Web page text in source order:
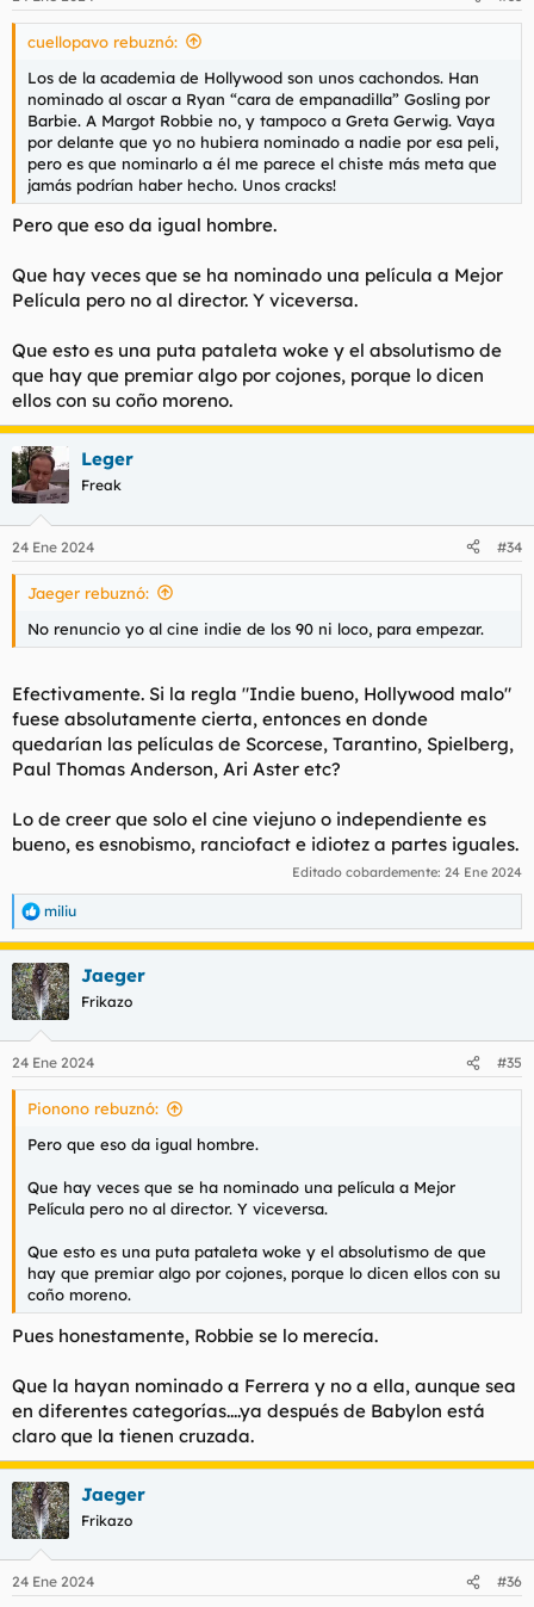
cuellopavo rebuznó:
Los de la academia de Hollywood son unos cachondos. Han
nominado al oscar a Ryan “cara de empanadilla” Gosling por
Barbie. A Margot Robbie no, y tampoco a Greta Gerwig. Vaya
por delante que yo no hubiera nominado a nadie por esa peli,
pero es que nominarlo a él me parece el chiste más meta que
jamás podrían haber hecho. Unos cracks!
Pero que eso da igual hombre.
Que hay veces que se ha nominado una película a Mejor
Película pero no al director. Y viceversa.
Que esto es una puta pataleta woke y el absolutismo de
que hay que premiar algo por cojones, porque lo dicen
ellos con su coño moreno.
Leger
Freak
24 Ene 2024 #34
Jaeger rebuznó:
No renuncio yo al cine indie de los 90 ni loco, para empezar.
Efectivamente. Si la regla "Indie bueno, Hollywood malo"
fuese absolutamente cierta, entonces en donde
quedarían las películas de Scorcese, Tarantino, Spielberg,
Paul Thomas Anderson, Ari Aster etc?
Lo de creer que solo el cine viejuno o independiente es
bueno, es esnobismo, ranciofact e idiotez a partes iguales.
Editado cobardemente: 24 Ene 2024
R
e
a
c
c
i
e
s
miliu
Jaeger
Frikazo
24 Ene 2024 #35
Pionono rebuznó:
Pero que eso da igual hombre.
Que hay veces que se ha nominado una película a Mejor
Película pero no al director. Y viceversa.
Que esto es una puta pataleta woke y el absolutismo de que
hay que premiar algo por cojones, porque lo dicen ellos con su
coño moreno.
Pues honestamente, Robbie se lo merecía.
Que la hayan nominado a Ferrera y no a ella, aunque sea
en diferentes categorías....ya después de Babylon está
claro que la tienen cruzada.
Jaeger
Frikazo
24 Ene 2024 #36